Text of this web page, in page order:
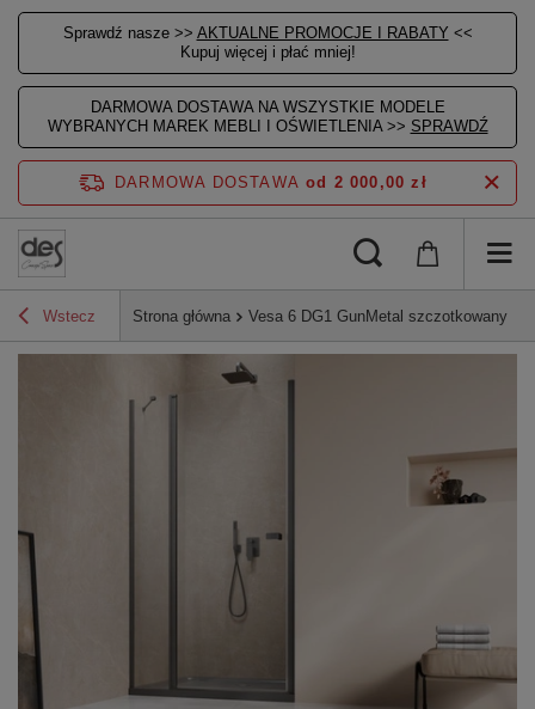
Sprawdź nasze >> AKTUALNE PROMOCJE I RABATY <<
Kupuj więcej i płać mniej!
DARMOWA DOSTAWA NA WSZYSTKIE MODELE
WYBRANYCH MAREK MEBLI I OŚWIETLENIA >> SPRAWDŹ
DARMOWA DOSTAWA od 2 000,00 zł
Wstecz Strona główna Vesa 6 DG1 GunMetal szczotkowany